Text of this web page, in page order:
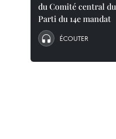
du Comité central du
Parti du 14e mandat
ÉCOUTER